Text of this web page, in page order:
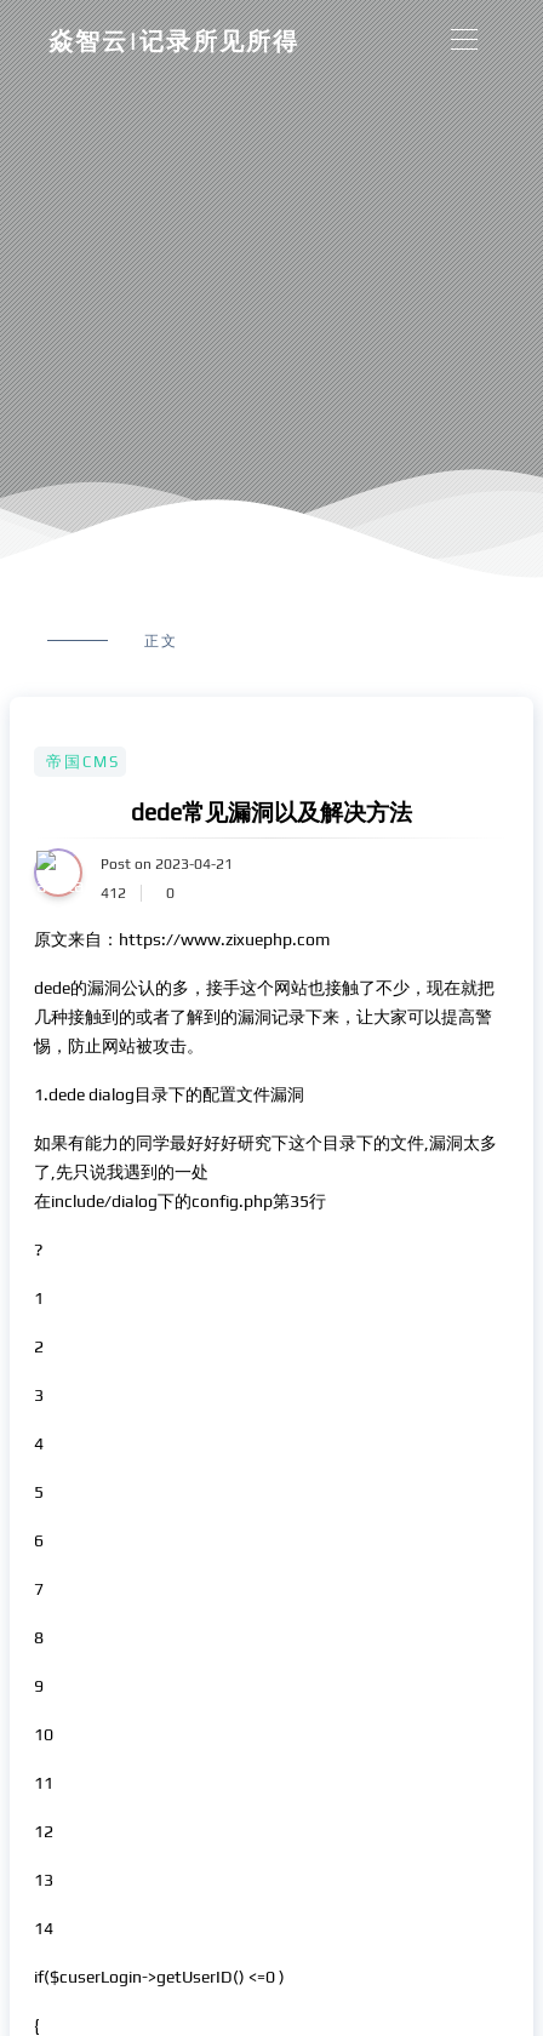
焱智云|记录所见所得
正文
帝国CMS
dede常见漏洞以及解决方法
Post on 2023-04-21
412
0
原文来自：https://www.zixuephp.com
dede的漏洞公认的多，接手这个网站也接触了不少，现在就把
几种接触到的或者了解到的漏洞记录下来，让大家可以提高警
惕，防止网站被攻击。
1.dede dialog目录下的配置文件漏洞
如果有能力的同学最好好好研究下这个目录下的文件,漏洞太多
了,先只说我遇到的一处
在include/dialog下的config.php第35行
?
1
2
3
4
5
6
7
8
9
10
11
12
13
14
if($cuserLogin->getUserID() <=0 )
{